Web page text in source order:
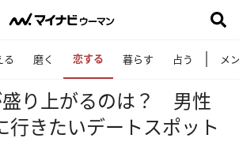
る 磨く 恋する 暮らす 占う メ
り上がるのは？ 男性
行きたいデートスポット